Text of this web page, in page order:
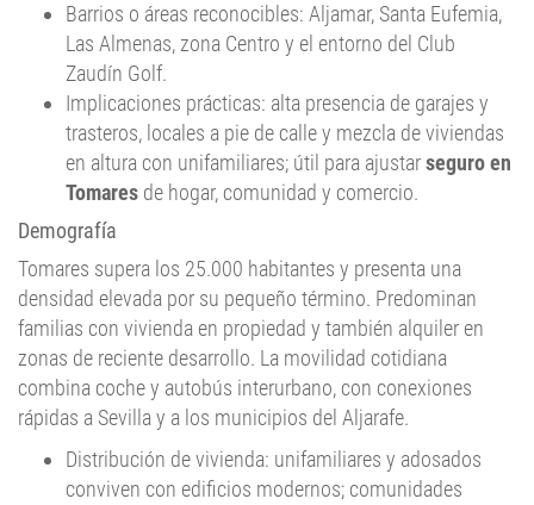
Barrios o áreas reconocibles: Aljamar, Santa Eufemia,
Las Almenas, zona Centro y el entorno del Club
Zaudín Golf.
Implicaciones prácticas: alta presencia de garajes y
trasteros, locales a pie de calle y mezcla de viviendas
en altura con unifamiliares; útil para ajustarseguro en
Tomares de hogar, comunidad y comercio.
Demografía
Tomares supera los 25.000 habitantes y presenta una
densidad elevada por su pequeño término. Predominan
familias con vivienda en propiedad y también alquiler en
zonas de reciente desarrollo. La movilidad cotidiana
combina coche y autobús interurbano, con conexiones
rápidas a Sevilla y a los municipios del Aljarafe.
Distribución de vivienda: unifamiliares y adosados
conviven con edificios modernos; comunidades